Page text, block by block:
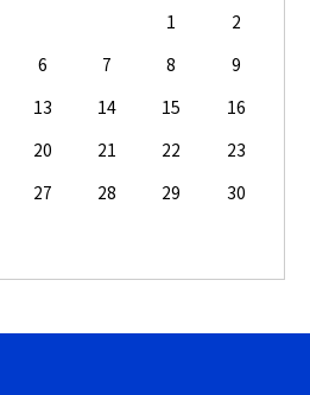
1
2
6 7 8
9
13 14 15
16
20 21 22
23
27 28 29
30